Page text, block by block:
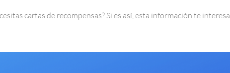
cartas de recompensas? Si es así, esta información te interesa.